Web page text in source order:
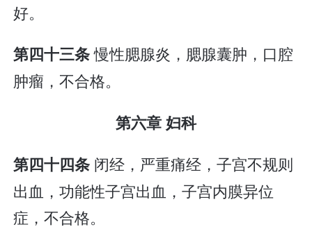
好。
第四十三条慢性腮腺炎，腮腺囊肿，口腔
肿瘤，不合格。
第六章 妇科
第四十四条 闭经，严重痛经，子宫不规则
出血，功能性子宫出血，子宫内膜异位
症，不合格。